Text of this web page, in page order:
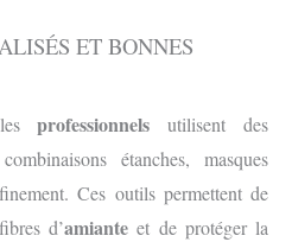
ET BONNES
professionnels utilisent des
étanches, masques
Ces outils permettent de
d’amiante et de protéger la